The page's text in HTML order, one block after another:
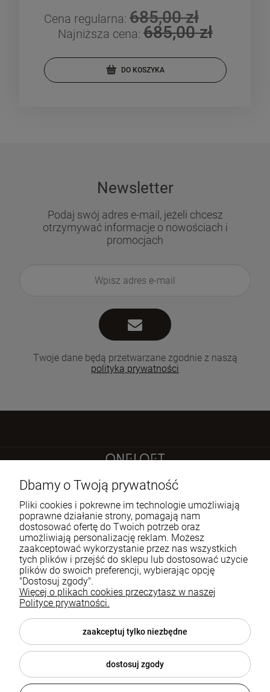
Cena regularna: 685,00 zł
Najniższa cena: 685,00 zł
DO KOSZYKA
Newsletter
Podaj swój adres e-mail, jeżeli chcesz
otrzymywać informacje o nowościach i
promocjach
Twoje dane będą przetwarzane zgodnie z naszą
polityką prywatności
Sokoła 21 LU 2
722 335 445
biuro@oneloft.pl
Pomoc
Płatności i dostawa
Informacje
O nas
Dbamy o Twoją prywatność
Pliki cookies i pokrewne im technologie umożliwiają
poprawne działanie strony, pomagają nam
dostosować ofertę do Twoich potrzeb oraz
umożliwiają personalizację reklam. Możesz
zaakceptować wykorzystanie przez nas wszystkich
tych plików i przejść do sklepu lub dostosować użycie
plików do swoich preferencji, wybierając opcję
"Dostosuj zgody".
Więcej o plikach cookies przeczytasz w naszej
Polityce prywatności.
zaakceptuj tylko niezbędne
dostosuj zgody